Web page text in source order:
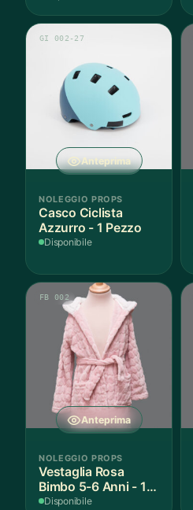
Anteprima
GI 002-27
NOLEGGIO PROPS
Casco Ciclista
Azzurro - 1 Pezzo
Disponibile
Anteprima
FB 002
NOLEGGIO PROPS
Vestaglia Rosa
Bimbo 5-6 Anni - 1
Pezzo
Disponibile